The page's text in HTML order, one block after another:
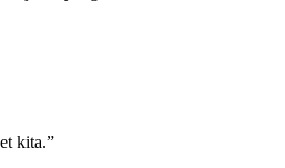
kita.”